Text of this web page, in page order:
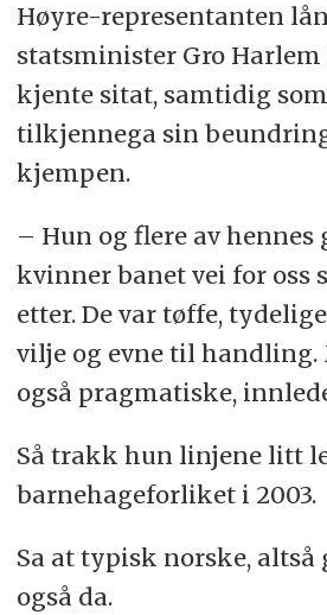
Høyre-representanten
statsminister Gro
kjente sitat, samtidig
tilkjennega sin
kjempen.
– Hun og flere av hennes
kvinner banet vei for oss
etter. De var tøffe,
vilje og evne til handling.
også pragmatiske,
Så trakk hun linjene litt
barnehageforliket i 2003.
Sa at typisk norske, altså
også da.